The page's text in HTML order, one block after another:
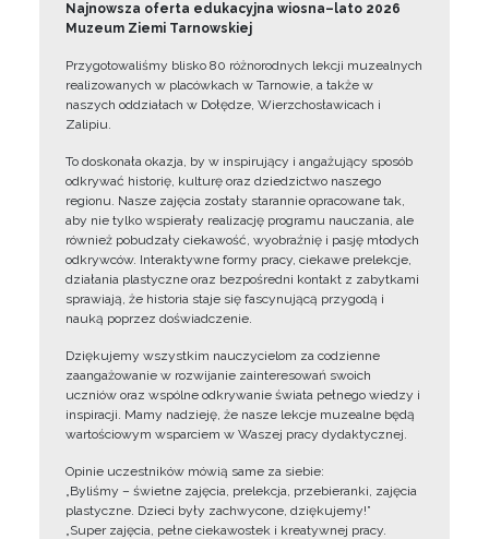
Najnowsza oferta edukacyjna wiosna–lato 2026
Muzeum Ziemi Tarnowskiej
Przygotowaliśmy blisko 80 różnorodnych lekcji muzealnych
realizowanych w placówkach w Tarnowie, a także w
naszych oddziałach w Dołędze, Wierzchosławicach i
Zalipiu.
To doskonała okazja, by w inspirujący i angażujący sposób
odkrywać historię, kulturę oraz dziedzictwo naszego
regionu. Nasze zajęcia zostały starannie opracowane tak,
aby nie tylko wspierały realizację programu nauczania, ale
również pobudzały ciekawość, wyobraźnię i pasję młodych
odkrywców. Interaktywne formy pracy, ciekawe prelekcje,
działania plastyczne oraz bezpośredni kontakt z zabytkami
sprawiają, że historia staje się fascynującą przygodą i
nauką poprzez doświadczenie.
Dziękujemy wszystkim nauczycielom za codzienne
zaangażowanie w rozwijanie zainteresowań swoich
uczniów oraz wspólne odkrywanie świata pełnego wiedzy i
inspiracji. Mamy nadzieję, że nasze lekcje muzealne będą
wartościowym wsparciem w Waszej pracy dydaktycznej.
Opinie uczestników mówią same za siebie:
„Byliśmy – świetne zajęcia, prelekcja, przebieranki, zajęcia
plastyczne. Dzieci były zachwycone, dziękujemy!”
„Super zajęcia, pełne ciekawostek i kreatywnej pracy.